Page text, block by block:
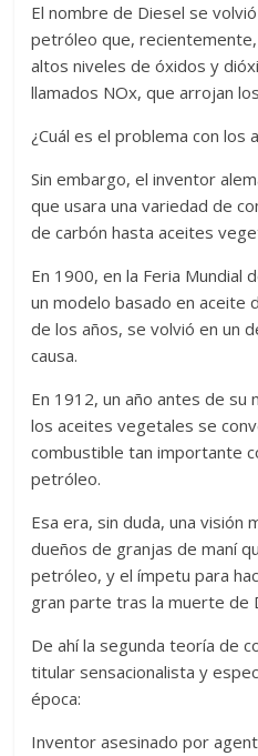
El nombre de Diesel se
petróleo que,
altos niveles de óxidos y
llamados NOx, que arrojan
¿Cuál es el problema con los
Sin embargo, el inventor
que usara una variedad de
de carbón hasta aceites
En 1900, en la Feria Mundial
un modelo basado en aceite
de los años, se volvió en un
causa.
En 1912, un año antes de
los aceites vegetales se
combustible tan importante
petróleo.
Esa era, sin duda, una visión
dueños de granjas de maní
petróleo, y el ímpetu para
gran parte tras la muerte de
De ahí la segunda teoría de
titular sensacionalista y
época:
Inventor asesinado por